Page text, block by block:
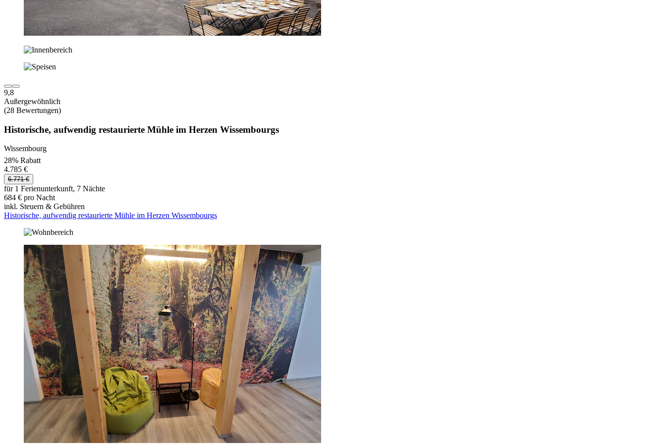
9,8
Außergewöhnlich
(28 Bewertungen)
Historische, aufwendig restaurierte Mühle im Herzen Wissembourgs
Wissembourg
28% Rabatt
4.785 €
6.771 €
für 1 Ferienunterkunft, 7 Nächte
684 € pro Nacht
inkl. Steuern & Gebühren
Historische, aufwendig restaurierte Mühle im Herzen Wissembourgs